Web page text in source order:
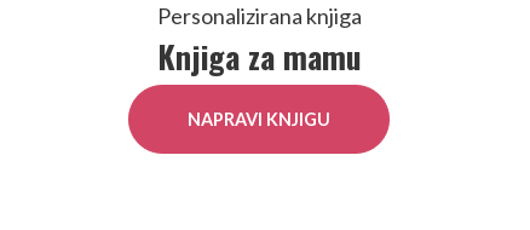
Personalizirana knjiga
Knjiga za mamu
NAPRAVI KNJIGU